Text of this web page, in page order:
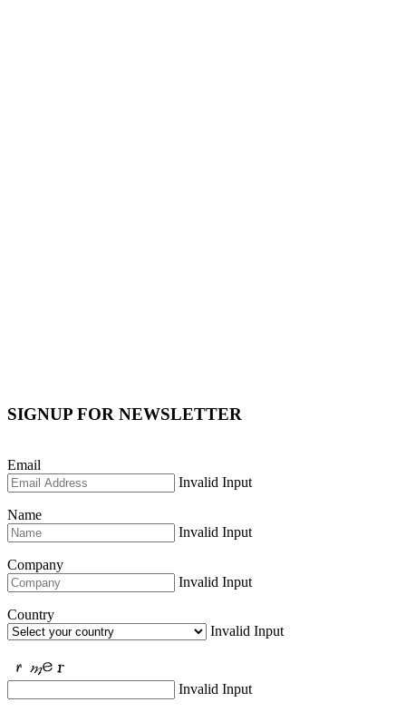
SIGNUP FOR NEWSLETTER
Email
Invalid Input
Name
Invalid Input
Company
Invalid Input
Country
Invalid Input
Invalid Input